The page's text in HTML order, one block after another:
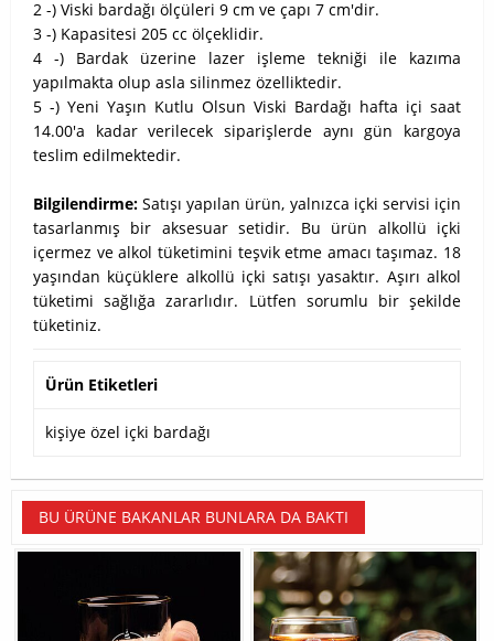
2 -) Viski bardağı ölçüleri 9 cm ve çapı 7 cm'dir.
3 -) Kapasitesi 205 cc ölçeklidir.
4 -) Bardak üzerine lazer işleme tekniği ile kazıma
yapılmakta olup asla silinmez özelliktedir.
5 -) Yeni Yaşın Kutlu Olsun Viski Bardağı hafta içi saat
14.00'a kadar verilecek siparişlerde aynı gün kargoya
teslim edilmektedir.
Bilgilendirme: Satışı yapılan ürün, yalnızca içki servisi için
tasarlanmış bir aksesuar setidir. Bu ürün alkollü içki
içermez ve alkol tüketimini teşvik etme amacı taşımaz. 18
yaşından küçüklere alkollü içki satışı yasaktır. Aşırı alkol
tüketimi sağlığa zararlıdır. Lütfen sorumlu bir şekilde
tüketiniz.
Ürün Etiketleri
kişiye özel içki bardağı
BU ÜRÜNE BAKANLAR BUNLARA DA BAKTI